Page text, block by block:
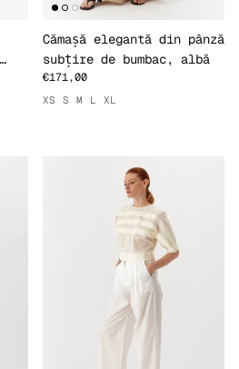
Cămașă elegantă din pânză
subțire de bumbac, albă
€171,00
XS S M L XL